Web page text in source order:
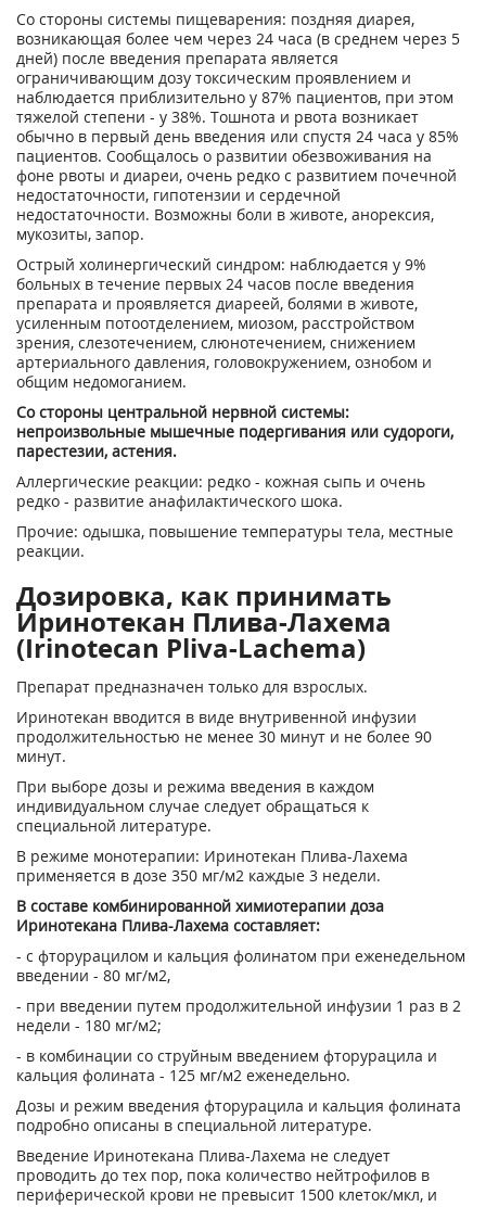
Со стороны системы пищеварения: поздняя диарея,
возникающая более чем через 24 часа (в среднем через 5
дней) после введения препарата является
ограничивающим дозу токсическим проявлением и
наблюдается приблизительно у 87% пациентов, при этом
тяжелой степени - у 38%. Тошнота и рвота возникает
обычно в первый день введения или спустя 24 часа у 85%
пациентов. Сообщалось о развитии обезвоживания на
фоне рвоты и диареи, очень редко с развитием почечной
недостаточности, гипотензии и сердечной
недостаточности. Возможны боли в животе, анорексия,
мукозиты, запор.
Острый холинергический синдром: наблюдается у 9%
больных в течение первых 24 часов после введения
препарата и проявляется диареей, болями в животе,
усиленным потоотделением, миозом, расстройством
зрения, слезотечением, слюнотечением, снижением
артериального давления, головокружением, ознобом и
общим недомоганием.
Со стороны центральной нервной системы:
непроизвольные мышечные подергивания или судороги,
парестезии, астения.
Аллергические реакции: редко - кожная сыпь и очень
редко - развитие анафилактического шока.
Прочие: одышка, повышение температуры тела, местные
реакции.
Дозировка, как принимать
Иринотекан Плива-Лахема
(Irinotecan Pliva-Lachema)
Препарат предназначен только для взрослых.
Иринотекан вводится в виде внутривенной инфузии
продолжительностью не менее 30 минут и не более 90
минут.
При выборе дозы и режима введения в каждом
индивидуальном случае следует обращаться к
специальной литературе.
В режиме монотерапии: Иринотекан Плива-Лахема
применяется в дозе 350 мг/м2 каждые 3 недели.
В составе комбинированной химиотерапии доза
Иринотекана Плива-Лахема составляет:
- с фторурацилом и кальция фолинатом при еженедельном
введении - 80 мг/м2,
- при введении путем продолжительной инфузии 1 раз в 2
недели - 180 мг/м2;
- в комбинации со струйным введением фторурацила и
кальция фолината - 125 мг/м2 еженедельно.
Дозы и режим введения фторурацила и кальция фолината
подробно описаны в специальной литературе.
Введение Иринотекана Плива-Лахема не следует
проводить до тех пор, пока количество нейтрофилов в
периферической крови не превысит 1500 клеток/мкл, и